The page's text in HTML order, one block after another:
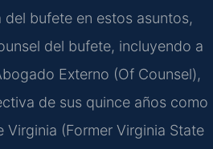
bufete en estos asuntos,
del bufete, incluyendo a
Externo (Of Counsel),
de sus quince años como
Virginia (Former Virginia State